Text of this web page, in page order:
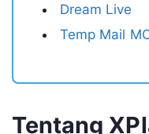
Dream Live
Temp Mail
Tentang